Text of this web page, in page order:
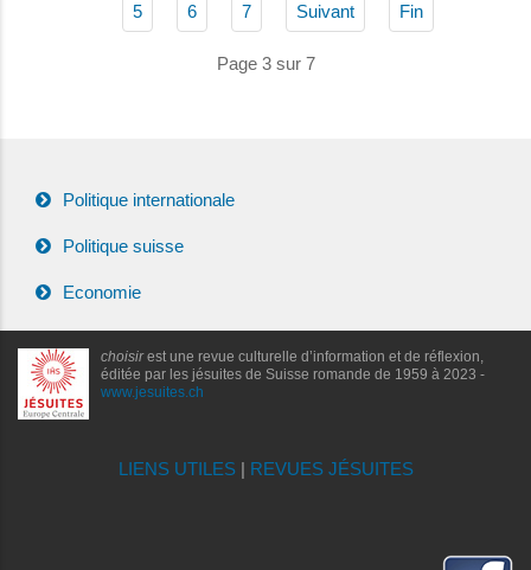
5 6 7 Suivant Fin
Page 3 sur 7
Politique internationale
Politique suisse
Economie
choisirest une revue culturelle d’information et de réflexion,
éditée par les jésuites de Suisse romande de 1959 à 2023 -
www.jesuites.ch
LIENS UTILES| REVUES JÉSUITES